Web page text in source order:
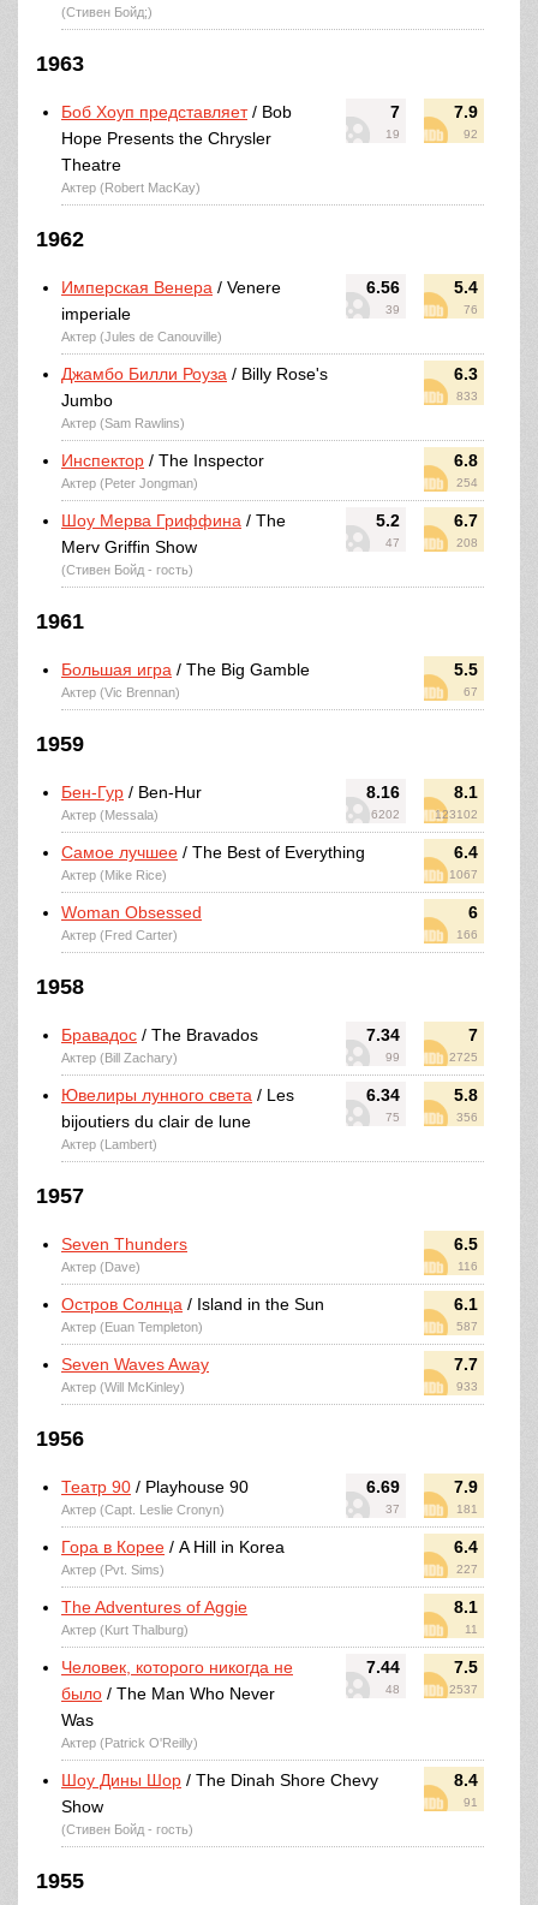
(Стивен Бойд;)
1963
7
19
7.9
92
Боб Хоуп представляет/ Bob
Hope Presents the Chrysler
Theatre
Актер (Robert MacKay)
1962
6.56
39
5.4
76
Имперская Венера / Venere
imperiale
Актер (Jules de Canouville)
6.3
833
Джамбо Билли Роуза / Billy Rose's
Jumbo
Актер (Sam Rawlins)
6.8
254
Инспектор / The Inspector
Актер (Peter Jongman)
5.2
47
6.7
208
Шоу Мерва Гриффина / The
Merv Griffin Show
(Стивен Бойд - гость)
1961
5.5
67
Большая игра / The Big Gamble
Актер (Vic Brennan)
1959
8.16
6202
8.1
123102
Бен-Гур / Ben-Hur
Актер (Messala)
6.4
1067
Самое лучшее / The Best of Everything
Актер (Mike Rice)
6
166
Woman Obsessed
Актер (Fred Carter)
1958
7.34
99
7
2725
Бравадос / The Bravados
Актер (Bill Zachary)
6.34
75
5.8
356
Ювелиры лунного света / Les
bijoutiers du clair de lune
Актер (Lambert)
1957
6.5
116
Seven Thunders
Актер (Dave)
6.1
587
Остров Солнца / Island in the Sun
Актер (Euan Templeton)
7.7
933
Seven Waves Away
Актер (Will McKinley)
1956
6.69
37
7.9
181
Театр 90 / Playhouse 90
Актер (Capt. Leslie Cronyn)
6.4
227
Гора в Корее / A Hill in Korea
Актер (Pvt. Sims)
8.1
11
The Adventures of Aggie
Актер (Kurt Thalburg)
7.44
48
7.5
2537
Человек, которого никогда не
было / The Man Who Never
Was
Актер (Patrick O'Reilly)
8.4
91
Шоу Дины Шор / The Dinah Shore Chevy
Show
(Стивен Бойд - гость)
1955